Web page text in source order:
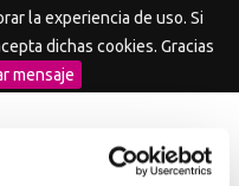
MENU
la experiencia de uso. Si
dichas cookies. Gracias
mensaje